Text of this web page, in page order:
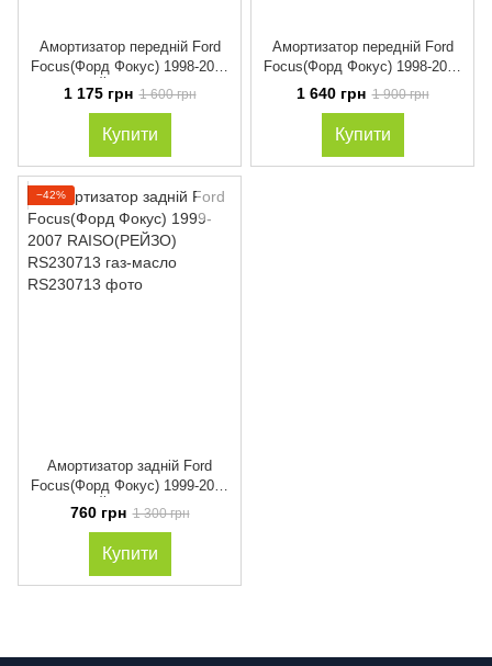
Амортизатор передній Ford
Focus(Форд Фокус) 1998-2007
RAISO(РЕЙЗО) RS230709 газ-
масло
1 175 грн 1 600 грн
Купити
Амортизатор передній Ford
Focus(Форд Фокус) 1998-2007
KAYABA(КАЯБА) 333709 газ-
масло
1 640 грн 1 900 грн
Купити
−42%
Амортизатор задній Ford
Focus(Форд Фокус) 1999-2007
RAISO(РЕЙЗО) RS230713 газ-
масло
760 грн 1 300 грн
Купити